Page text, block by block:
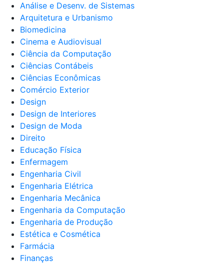
Análise e Desenv. de Sistemas
Arquitetura e Urbanismo
Biomedicina
Cinema e Audiovisual
Ciência da Computação
Ciências Contábeis
Ciências Econômicas
Comércio Exterior
Design
Design de Interiores
Design de Moda
Direito
Educação Física
Enfermagem
Engenharia Civil
Engenharia Elétrica
Engenharia Mecânica
Engenharia da Computação
Engenharia de Produção
Estética e Cosmética
Farmácia
Finanças